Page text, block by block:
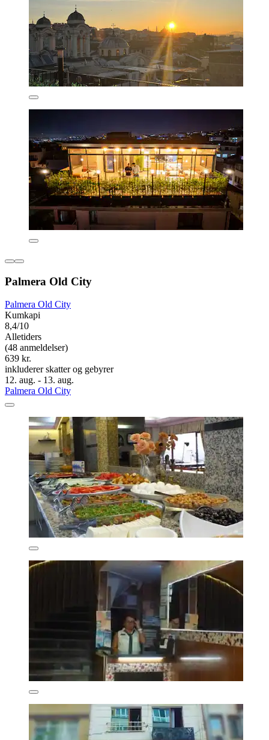
Palmera Old City
Palmera Old City
Kumkapi
8,4/10
Alletiders
(48 anmeldelser)
639 kr.
inkluderer skatter og gebyrer
12. aug. - 13. aug.
Palmera Old City